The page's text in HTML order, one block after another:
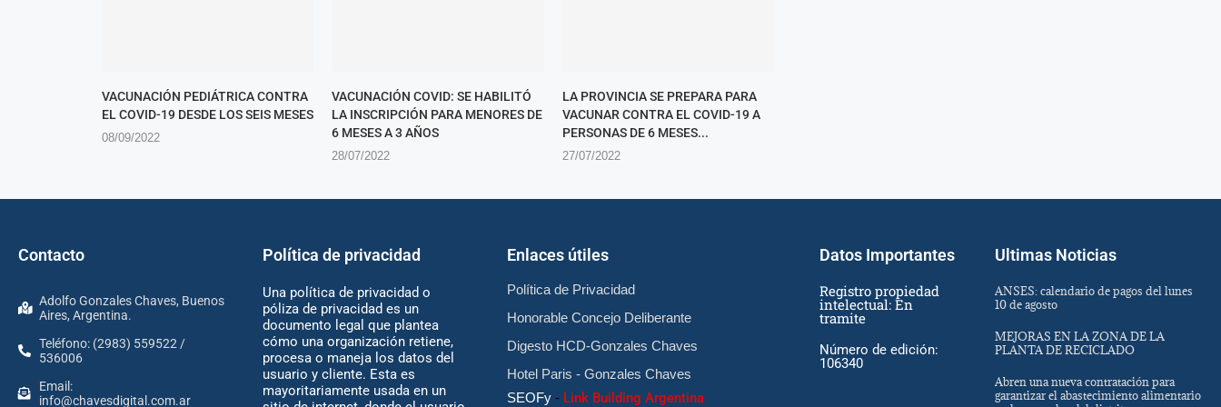
VACUNACIÓN PEDIÁTRICA CONTRA
EL COVID-19 DESDE LOS SEIS MESES
08/09/2022
VACUNACIÓN COVID: SE HABILITÓ
LA INSCRIPCIÓN PARA MENORES DE
6 MESES A 3 AÑOS
28/07/2022
LA PROVINCIA SE PREPARA PARA
VACUNAR CONTRA EL COVID-19 A
PERSONAS DE 6 MESES...
27/07/2022
Contacto
Adolfo Gonzales Chaves, Buenos
Aires, Argentina.
Teléfono: (2983) 559522 /
536006
Email:
info@chavesdigital.com.ar
Política de privacidad
Una política de privacidad o
póliza de privacidad es un
documento legal que plantea
cómo una organización retiene,
procesa o maneja los datos del
usuario y cliente. Esta es
mayoritariamente usada en un
Enlaces útiles
Política de Privacidad
Honorable Concejo Deliberante
Digesto HCD-Gonzales Chaves
Hotel Paris - Gonzales Chaves
SEOFy- Link Building Argentina
Datos Importantes
Registro propiedad
intelectual: En
tramite
Número de edición:
106340
Ultimas Noticias
ANSES: calendario de pagos del lunes
10 de agosto
MEJORAS EN LA ZONA DE LA
PLANTA DE RECICLADO
Abren una nueva contratación para
garantizar el abastecimiento alimentario